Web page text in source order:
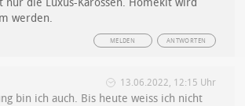
werden.
ANTWORTEN
MELDEN
13.06.2022, 12:15 Uhr
bin ich auch. Bis heute weiss ich nicht